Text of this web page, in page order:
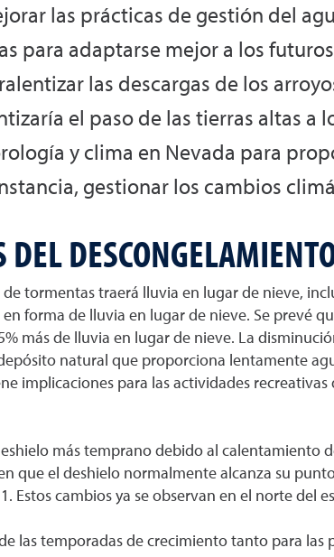
las prácticas de gestión del
para adaptarse mejor a los
las descargas de los
el paso de las tierras altas a
y clima en Nevada para
gestionar los cambios
tormentas traerá lluvia en lugar de nieve,
forma de lluvia en lugar de nieve. Se prevé
más de lluvia en lugar de nieve. La
natural que proporciona lentamente
implicaciones para las actividades
más temprano debido al calentamiento
que el deshielo normalmente alcanza su
Estos cambios ya se observan en el norte del
las temporadas de crecimiento tanto para las